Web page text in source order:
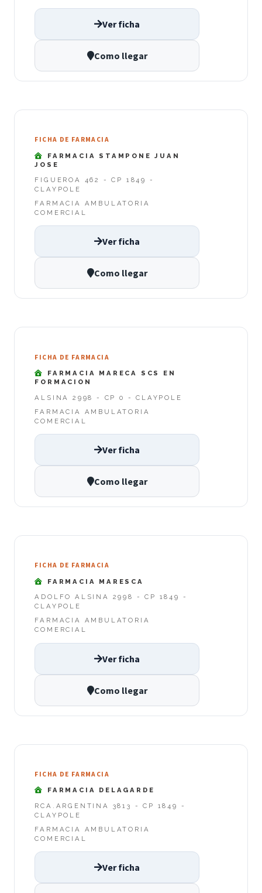
Ver ficha
Como llegar
FICHA DE FARMACIA
FARMACIA STAMPONE JUAN
JOSE
FIGUEROA 462 - CP 1849 -
CLAYPOLE
FARMACIA AMBULATORIA
COMERCIAL
Ver ficha
Como llegar
FICHA DE FARMACIA
FARMACIA MARECA SCS EN
FORMACION
ALSINA 2998 - CP 0 - CLAYPOLE
FARMACIA AMBULATORIA
COMERCIAL
Ver ficha
Como llegar
FICHA DE FARMACIA
FARMACIA MARESCA
ADOLFO ALSINA 2998 - CP 1849 -
CLAYPOLE
FARMACIA AMBULATORIA
COMERCIAL
Ver ficha
Como llegar
FICHA DE FARMACIA
FARMACIA DELAGARDE
RCA.ARGENTINA 3813 - CP 1849 -
CLAYPOLE
FARMACIA AMBULATORIA
COMERCIAL
Ver ficha